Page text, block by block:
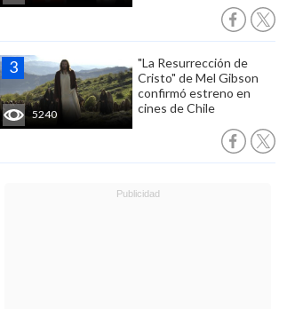
5240
"La Resurrección de
Cristo" de Mel Gibson
confirmó estreno en
cines de Chile